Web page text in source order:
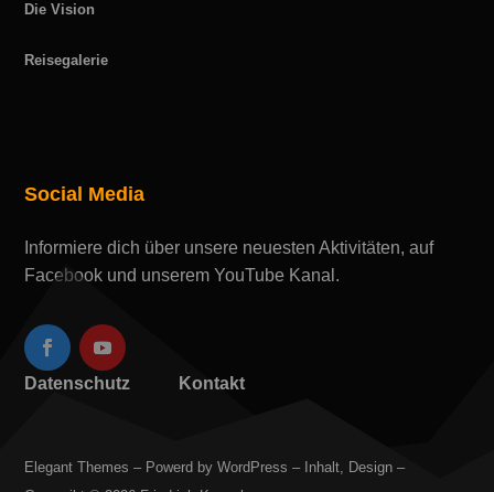
Die Vision
Reisegalerie
Social Media
Informiere dich über unsere neuesten Aktivitäten, auf
Facebook und unserem YouTube Kanal.
Datenschutz Kontakt
Elegant Themes – Powerd by WordPress – Inhalt, Design –